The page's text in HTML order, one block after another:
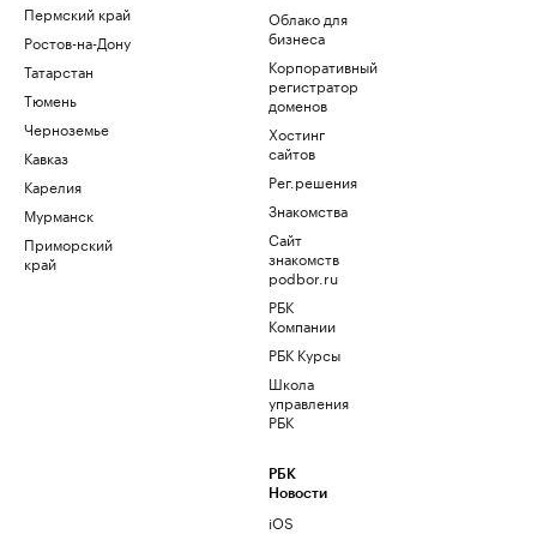
Пермский край
Ростов-на-Дону
Татарстан
Тюмень
Черноземье
Кавказ
Карелия
Мурманск
Приморский
край
Облако для
бизнеса
Корпоративный
регистратор
доменов
Хостинг
сайтов
Рег.решения
Знакомства
Сайт
знакомств
podbor.ru
РБК
Компании
РБК Курсы
Школа
управления
РБК
РБК
Новости
iOS